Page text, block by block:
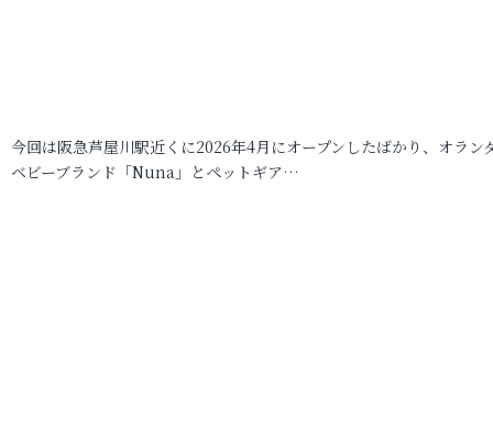
今回は阪急芦屋川駅近くに2026年4月にオープンしたばかり、オラン
ベビーブランド「Nuna」とペットギア…